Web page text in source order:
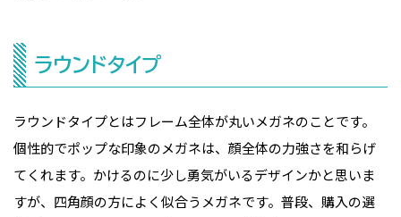
ラウンドタイプ
ラウンドタイプとはフレーム全体が丸いメガネのことです。
個性的でポップな印象のメガネは、顔全体の力強さを和らげ
てくれます。かけるのに少し勇気がいるデザインかと思いま
すが、四角顔の方によく似合うメガネです。普段、購入の選